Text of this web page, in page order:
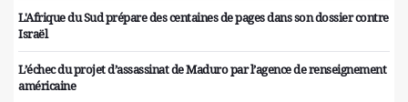
L'Afrique du Sud prépare des centaines de pages dans son dossier contre
Israël
L’échec du projet d’assassinat de Maduro par l’agence de renseignement
américaine